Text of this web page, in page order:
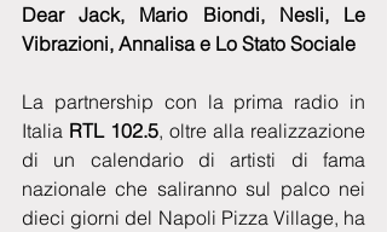
Dear Jack, Mario Biondi, Nesli, Le
Vibrazioni, Annalisa e Lo Stato Sociale
La partnership con la prima radio in
Italia RTL 102.5, oltre alla realizzazione
di un calendario di artisti di fama
nazionale che saliranno sul palco nei
dieci giorni del Napoli Pizza Village, ha